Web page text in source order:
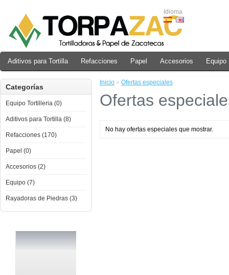
Idioma
Aditivos para Tortilla Refacciones Papel Accesorios Equipo
Categorías
Equipo Tortilleria (0)
Aditivos para Tortilla (8)
Refacciones (170)
Papel (0)
Accesorios (2)
Equipo (7)
Rayadoras de Piedras (3)
Inicio » Ofertas especiales
Ofertas
No hay ofertas especiales que mostrar.